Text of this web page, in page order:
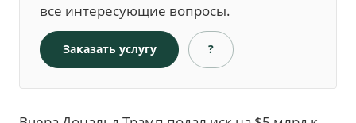
все интересующие вопросы.
Заказать услугу ?